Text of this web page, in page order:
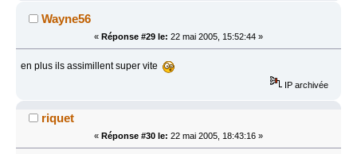
Wayne56
« Réponse #29 le: 22 mai 2005, 15:52:44 »
en plus ils assimillent super vite
IP archivée
riquet
« Réponse #30 le: 22 mai 2005, 18:43:16 »